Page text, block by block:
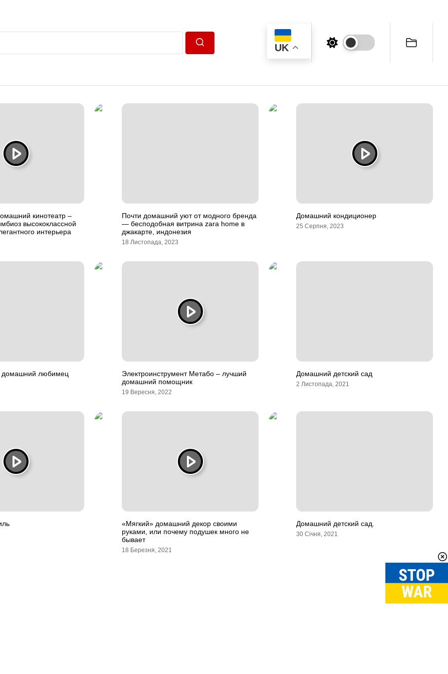
UK
кинотеатр –
высококлассной
интерьера
Почти домашний уют от модного бренда
— бесподобная витрина zara home в
джакарте, индонезия
18 Листопада, 2023
Домашний кондиционер
25 Серпня, 2023
любимец
Электроинструмент Метабо – лучший
домашний помощник
19 Вересня, 2022
Домашний детский сад
2 Листопада, 2021
«Мягкий» домашний декор своими
руками, или почему подушек много не
бывает
18 Березня, 2021
Домашний детский сад.
30 Січня, 2021